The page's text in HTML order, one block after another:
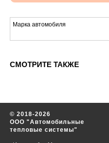
Марка автомобиля
СМОТРИТЕ ТАКЖЕ
© 2018-2026
ООО "Автомобильные
тепловые системы"